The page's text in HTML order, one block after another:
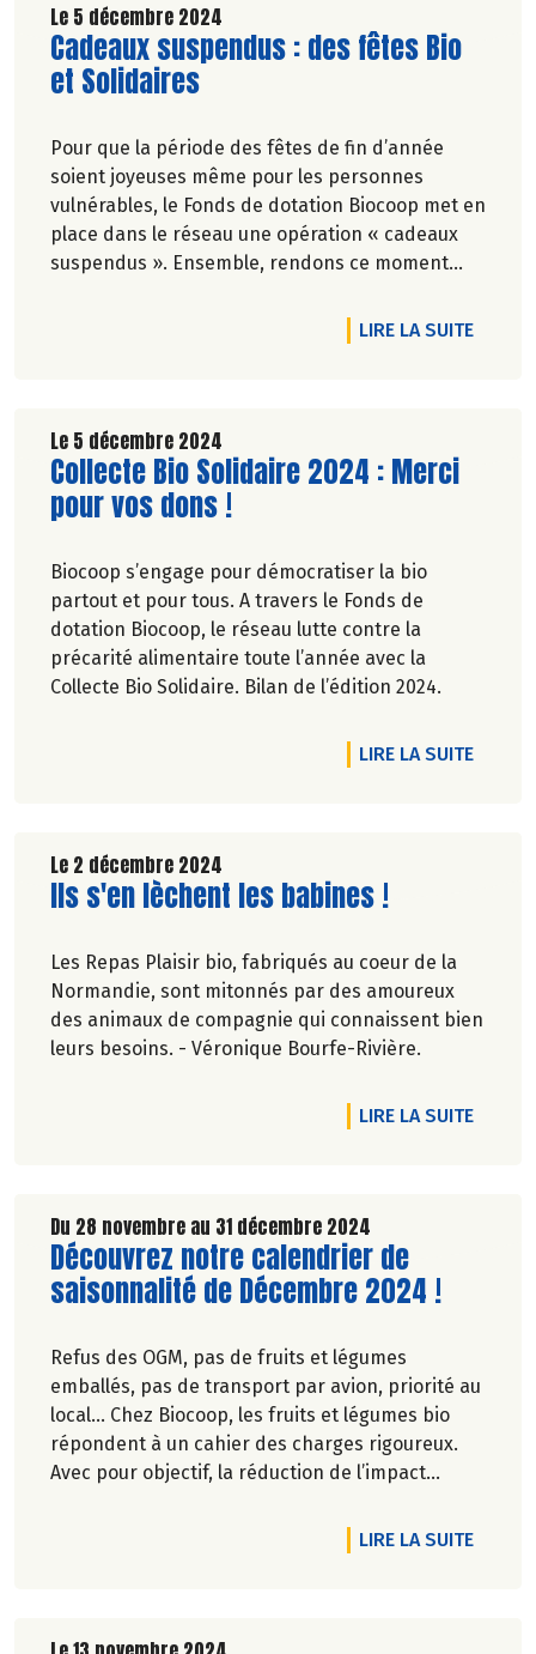
Le 5 décembre 2024
Lire la suite de l'article
Cadeaux suspendus : des fêtes Bio
et Solidaires
Pour que la période des fêtes de fin d’année
soient joyeuses même pour les personnes
vulnérables, le Fonds de dotation Biocoop met en
place dans le réseau une opération « cadeaux
suspendus ». Ensemble, rendons ce moment
LIRE LA SUITEDE
Le 5 décembre 2024
Lire la suite de l'article
Collecte Bio Solidaire 2024 : Merci
pour vos dons !
Biocoop s’engage pour démocratiser la bio
partout et pour tous. A travers le Fonds de
dotation Biocoop, le réseau lutte contre la
précarité alimentaire toute l’année avec la
Collecte Bio Solidaire. Bilan de l’édition 2024.
LIRE LA SUITEDE
Le 2 décembre 2024
Lire la suite de l'article
Ils s'en lèchent les babines !
Les Repas Plaisir bio, fabriqués au coeur de la
Normandie, sont mitonnés par des amoureux
des animaux de compagnie qui connaissent bien
leurs besoins. - Véronique Bourfe-Rivière.
LIRE LA SUITEDE
Du 28 novembre au 31 décembre 2024
Lire la suite de l'article
Découvrez notre calendrier de
saisonnalité de Décembre 2024 !
Refus des OGM, pas de fruits et légumes
emballés, pas de transport par avion, priorité au
local… Chez Biocoop, les fruits et légumes bio
répondent à un cahier des charges rigoureux.
Avec pour objectif, la réduction de l’impact
l’environnement. Parce que manger des produits
de qualité rime avec respect de la saisonnalité,
Découvrez celui de Décembre 2024 !
LIRE LA SUITEDE